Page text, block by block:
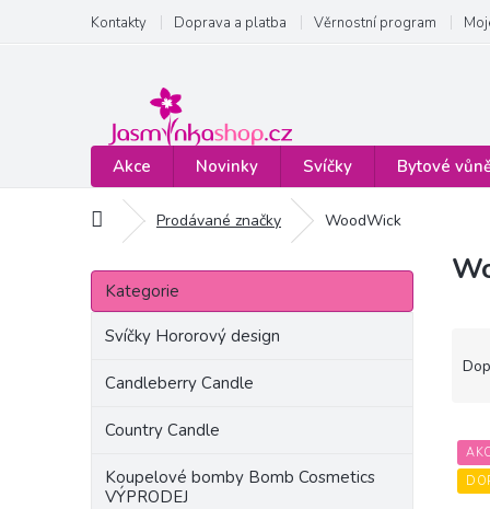
obsah
Kontakty Doprava a platba Věrnostní program
Akce Novinky Svíčky Bytové
Domů Prodávané značky WoodWick
P
s
Přeskočit
kategorie
Kategorie
Svíčky Hororový design
Candleberry Candle
Country Candle
Koupelové bomby Bomb Cosmetics
VÝPRODEJ
n
V
ý